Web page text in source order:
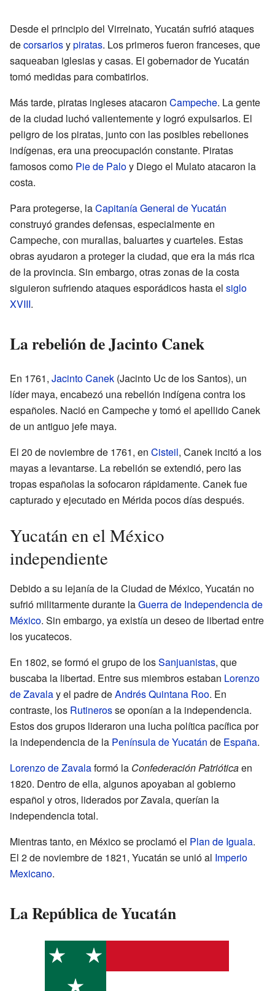
Desde el principio del Virreinato, Yucatán sufrió ataques
decorsariosypiratas. Los primeros fueron franceses, que
saqueaban iglesias y casas. El gobernador de Yucatán
tomó medidas para combatirlos.
Más tarde, piratas ingleses atacaron Campeche. La gente
de la ciudad luchó valientemente y logró expulsarlos. El
peligro de los piratas, junto con las posibles rebeliones
indígenas, era una preocupación constante. Piratas
famosos como Pie de Paloy Diego el Mulato atacaron la
costa.
Para protegerse, laCapitanía General de Yucatán
construyó grandes defensas, especialmente en
Campeche, con murallas, baluartes y cuarteles. Estas
obras ayudaron a proteger la ciudad, que era la más rica
de la provincia. Sin embargo, otras zonas de la costa
siguieron sufriendo ataques esporádicos hasta el siglo
XVIII.
La rebelión de Jacinto Canek
En 1761, Jacinto Canek (Jacinto Uc de los Santos), un
líder maya, encabezó una rebelión indígena contra los
españoles. Nació en Campeche y tomó el apellido Canek
de un antiguo jefe maya.
El 20 de noviembre de 1761, en Cisteil, Canek incitó a los
mayas a levantarse. La rebelión se extendió, pero las
tropas españolas la sofocaron rápidamente. Canek fue
capturado y ejecutado en Mérida pocos días después.
Yucatán en el México
independiente
Debido a su lejanía de la Ciudad de México, Yucatán no
sufrió militarmente durante laGuerra de Independencia de
México. Sin embargo, ya existía un deseo de libertad entre
los yucatecos.
En 1802, se formó el grupo de losSanjuanistas, que
buscaba la libertad. Entre sus miembros estaban Lorenzo
de Zavalay el padre deAndrés Quintana Roo. En
contraste, los Rutinerosse oponían a la independencia.
Estos dos grupos lideraron una lucha política pacífica por
la independencia de la Península de Yucatán de España.
Lorenzo de Zavalaformó la Confederación Patrióticaen
1820. Dentro de ella, algunos apoyaban al gobierno
español y otros, liderados por Zavala, querían la
independencia total.
Mientras tanto, en México se proclamó el Plan de Iguala.
El 2 de noviembre de 1821, Yucatán se unió al Imperio
Mexicano.
La República de Yucatán